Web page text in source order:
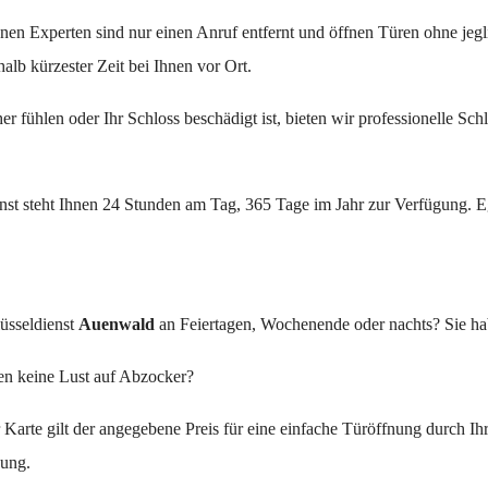
Experten sind nur einen Anruf entfernt und öffnen Türen ohne
kürzester Zeit bei Ihnen vor Ort.
fühlen oder Ihr Schloss beschädigt ist, bieten wir professionelle
steht Ihnen 24 Stunden am Tag, 365 Tage im Jahr zur Verfügung.
Auenwald an Feiertagen, Wochenende oder nachts? Sie
keine Lust auf Abzocker?
gilt der angegebene Preis für eine einfache Türöffnung durch